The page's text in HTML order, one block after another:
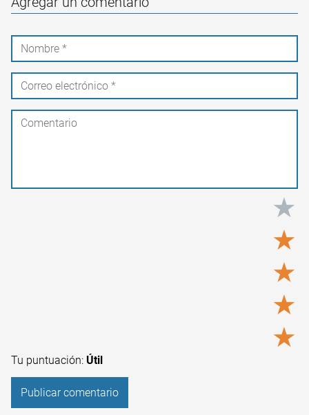
★
★
★
★
★
Tu puntuación: Útil